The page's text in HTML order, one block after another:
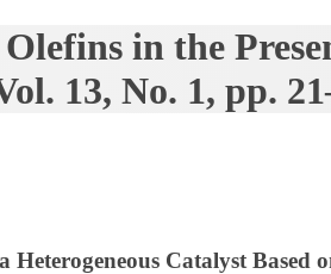
in the
13, No. 1, pp.
Catalyst